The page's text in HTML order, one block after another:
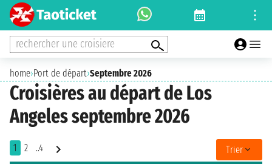
rechercher une croisiere
home›Port de départ›Septembre 2026
Croisières au départ de Los
Angeles septembre 2026
1 2 ..4 Trier